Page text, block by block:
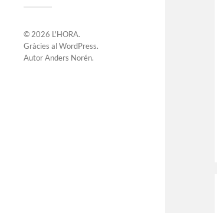
© 2026 L'HORA.
Gràcies alWordPress.
AutorAnders Norén.